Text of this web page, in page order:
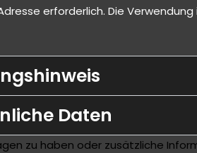
erforderlich. Die
Daten
zu haben oder zusätzliche